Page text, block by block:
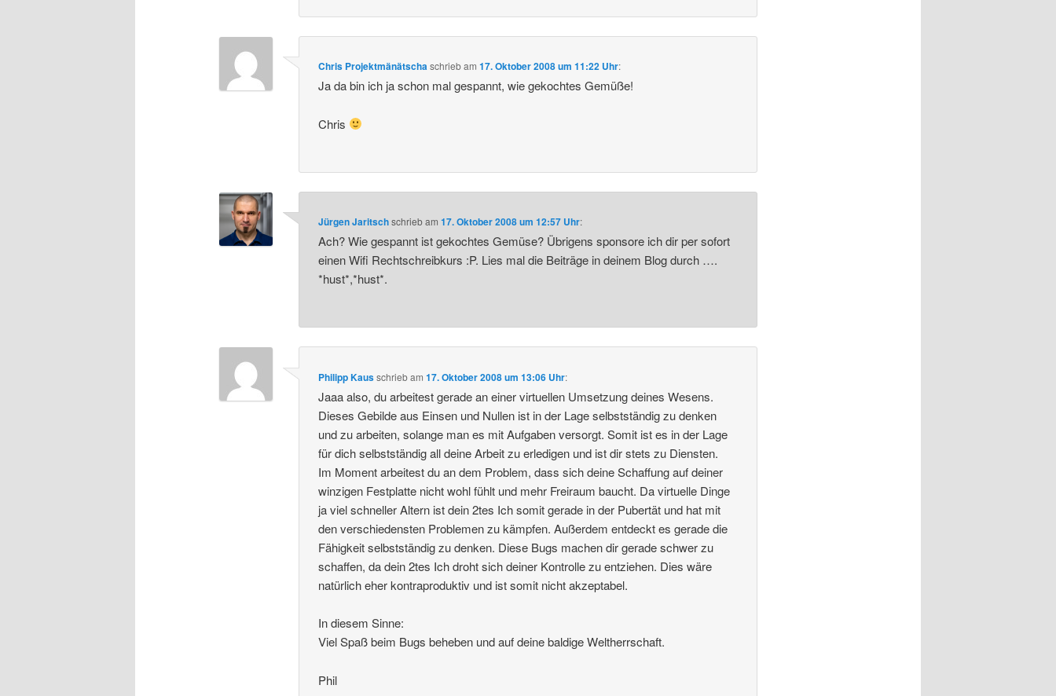
Chris Projektmänätschaschriebam17. Oktober 2008 um 11:22 Uhr:
Ja da bin ich ja schon mal gespannt, wie gekochtes Gemüße!
Chris
Jürgen Jaritschschriebam17. Oktober 2008 um 12:57 Uhr:
Ach? Wie gespannt ist gekochtes Gemüse? Übrigens sponsore ich dir per sofort
einen Wifi Rechtschreibkurs :P. Lies mal die Beiträge in deinem Blog durch ….
*hust*,*hust*.
Philipp Kausschriebam17. Oktober 2008 um 13:06 Uhr:
Jaaa also, du arbeitest gerade an einer virtuellen Umsetzung deines Wesens.
Dieses Gebilde aus Einsen und Nullen ist in der Lage selbstständig zu denken
und zu arbeiten, solange man es mit Aufgaben versorgt. Somit ist es in der Lage
für dich selbstständig all deine Arbeit zu erledigen und ist dir stets zu Diensten.
Im Moment arbeitest du an dem Problem, dass sich deine Schaffung auf deiner
winzigen Festplatte nicht wohl fühlt und mehr Freiraum baucht. Da virtuelle Dinge
ja viel schneller Altern ist dein 2tes Ich somit gerade in der Pubertät und hat mit
den verschiedensten Problemen zu kämpfen. Außerdem entdeckt es gerade die
Fähigkeit selbstständig zu denken. Diese Bugs machen dir gerade schwer zu
schaffen, da dein 2tes Ich droht sich deiner Kontrolle zu entziehen. Dies wäre
natürlich eher kontraproduktiv und ist somit nicht akzeptabel.
In diesem Sinne:
Viel Spaß beim Bugs beheben und auf deine baldige Weltherrschaft.
Phil